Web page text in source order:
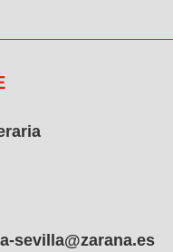
sevilla@zarana.es